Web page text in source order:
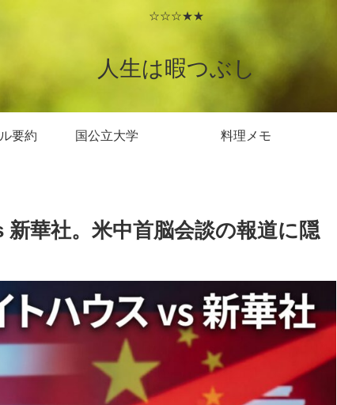
☆☆☆★★
人生は暇つぶし
要約 国公立大学 料理メモ
新華社。米中首脳会談の報道に隠